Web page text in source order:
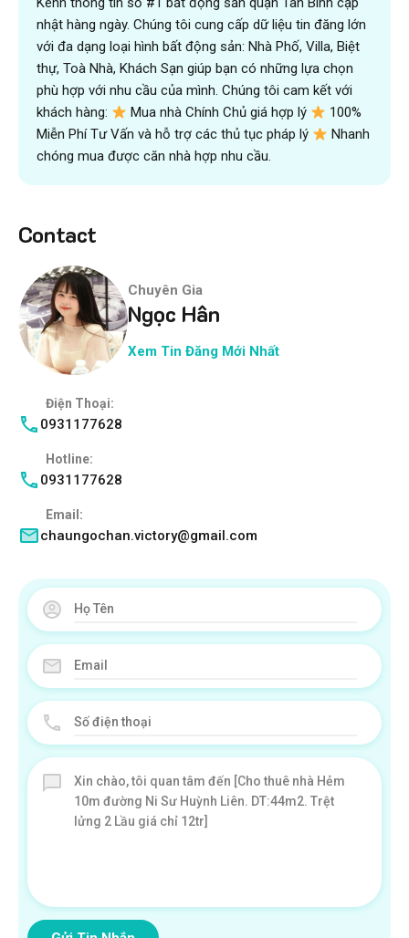
nhật hàng ngày. Chúng tôi cung cấp dữ liệu tin đăng lớn
với đa dạng loại hình bất động sản: Nhà Phố, Villa, Biệt
thự, Toà Nhà, Khách Sạn giúp bạn có những lựa chọn
phù hợp với nhu cầu của mình. Chúng tôi cam kết với
khách hàng:
Mua nhà Chính Chủ giá hợp lý
100%
Miễn Phí Tư Vấn và hỗ trợ các thủ tục pháp lý
Nhanh
chóng mua được căn nhà hợp nhu cầu.
Contact
Chuyên Gia
Ngọc Hân
Xem Tin Đăng Mới Nhất
Điện Thoại:
0931177628
Hotline:
0931177628
Email:
chaungochan.victory@gmail.com